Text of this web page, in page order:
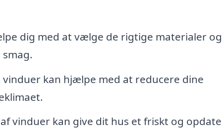
dig med at vælge de rigtige materialer og
kan hjælpe med at reducere dine
vinduer kan give dit hus et friskt og